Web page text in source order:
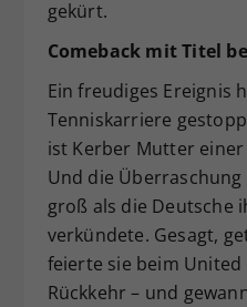
gekürt.
Comeback mit Titel
Ein freudiges Ereignis
Tenniskarriere
ist Kerber Mutter
Und die
groß als die Deutsche
verkündete. Gesagt,
feierte sie beim
Rückkehr – und